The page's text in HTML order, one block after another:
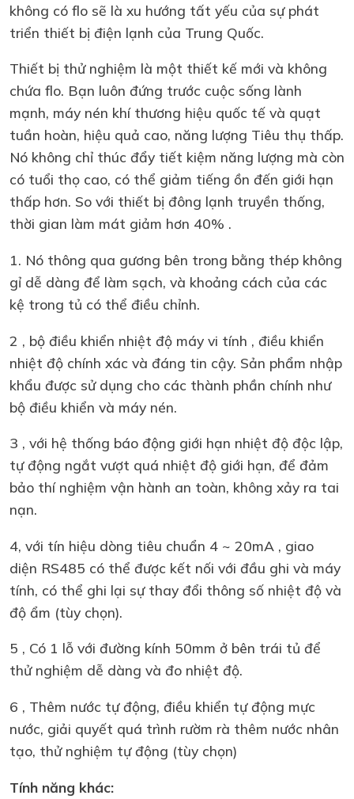
không có flo sẽ là xu hướng tất yếu của sự phát
triển thiết bị điện lạnh của Trung Quốc.
Thiết bị thử nghiệm là một thiết kế mới và không
chứa flo. Bạn luôn đứng trước cuộc sống lành
mạnh, máy nén khí thương hiệu quốc tế và quạt
tuần hoàn, hiệu quả cao, năng lượng Tiêu thụ thấp.
Nó không chỉ thúc đẩy tiết kiệm năng lượng mà còn
có tuổi thọ cao, có thể giảm tiếng ồn đến giới hạn
thấp hơn. So với thiết bị đông lạnh truyền thống,
thời gian làm mát giảm hơn 40% .
1. Nó thông qua gương bên trong bằng thép không
gỉ dễ dàng để làm sạch, và khoảng cách của các
kệ trong tủ có thể điều chỉnh.
2 , bộ điều khiển nhiệt độ máy vi tính , điều khiển
nhiệt độ chính xác và đáng tin cậy. Sản phẩm nhập
khẩu được sử dụng cho các thành phần chính như
bộ điều khiển và máy nén.
3 , với hệ thống báo động giới hạn nhiệt độ độc lập,
tự động ngắt vượt quá nhiệt độ giới hạn, để đảm
bảo thí nghiệm vận hành an toàn, không xảy ra tai
nạn.
4, với tín hiệu dòng tiêu chuẩn 4 ~ 20mA , giao
diện RS485 có thể được kết nối với đầu ghi và máy
tính, có thể ghi lại sự thay đổi thông số nhiệt độ và
độ ẩm (tùy chọn).
5 , Có 1 lỗ với đường kính 50mm ở bên trái tủ để
thử nghiệm dễ dàng và đo nhiệt độ.
6 , Thêm nước tự động, điều khiển tự động mực
nước, giải quyết quá trình rườm rà thêm nước nhân
tạo, thử nghiệm tự động (tùy chọn)
Tính năng khác: